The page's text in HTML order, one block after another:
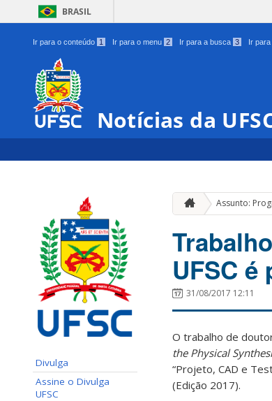
BRASIL
Ir para o conteúdo 1 Ir para o menu 2 Ir para a busca 3 Ir
Notícias da
Divulga
Assine o Divulga
UFSC
Assunto:
UFSC
31/08/2017 12:11
O trabalho de
the Physical
“Projeto, CAD e
(Edição 2017).